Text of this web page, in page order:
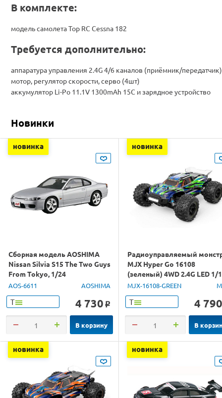
В комплекте:
модель самолета Top RC Cessna 182
Требуется дополнительно:
аппаратура управления 2.4G 4/6 каналов (приёмник/передатчик)
мотор, регулятор скорости, серво (4шт)
аккумулятор Li-Po 11.1V 1300mAh 15C и зарядное устройство
Новинки
новинка
Сборная модель AOSHIMA
Nissan Silvia S15 The Two Guys
From Tokyo, 1/24
AOS-6611 AOSHIMA
Т 4 730 o
В корзину
новинка
Радиоуправляемый
MJX Hyper Go 16108
(зеленый) 4WD 2.4G LED 1/
RTR
MJX-16108-GREEN
Т 4 790
В
новинка новинка